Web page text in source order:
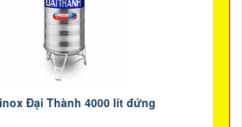
Đại Thành 4000 lít đứng